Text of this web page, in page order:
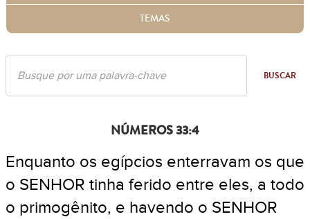
TEMAS
BUSCAR
NÚMEROS 33:4
Enquanto os egípcios enterravam os que
o SENHOR tinha ferido entre eles, a todo
o primogênito, e havendo o SENHOR